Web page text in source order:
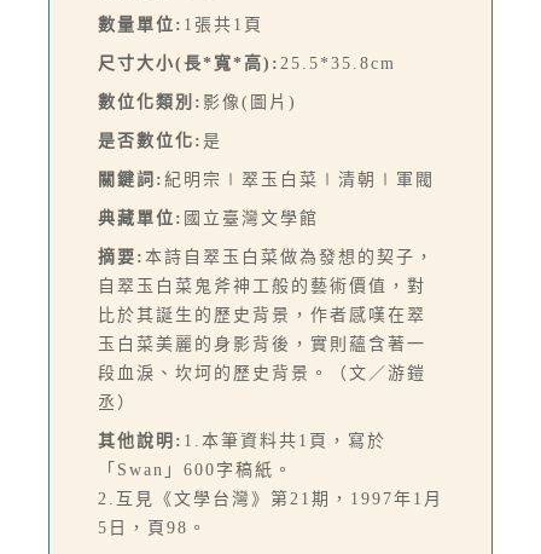
數量單位: 1張共1頁
尺寸大小(長*寬*高): 25.5*35.8cm
數位化類別: 影像(圖片)
是否數位化: 是
關鍵詞: 紀明宗∣翠玉白菜∣清朝∣軍閥
典藏單位: 國立臺灣文學館
摘要: 本詩自翠玉白菜做為發想的契子，
自翠玉白菜鬼斧神工般的藝術價值，對
比於其誕生的歷史背景，作者感嘆在翠
玉白菜美麗的身影背後，實則蘊含著一
段血淚、坎坷的歷史背景。（文／游鎧
丞）
其他說明: 1.本筆資料共1頁，寫於
「Swan」600字稿紙。
2.互見《文學台灣》第21期，1997年1月
5日，頁98。